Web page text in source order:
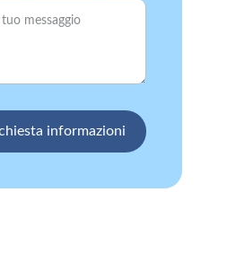
informazioni